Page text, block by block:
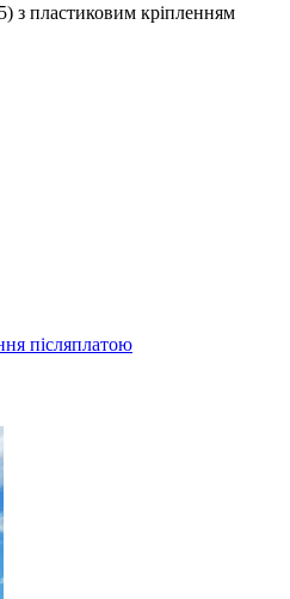
з пластиковим кріпленням
післяплатою